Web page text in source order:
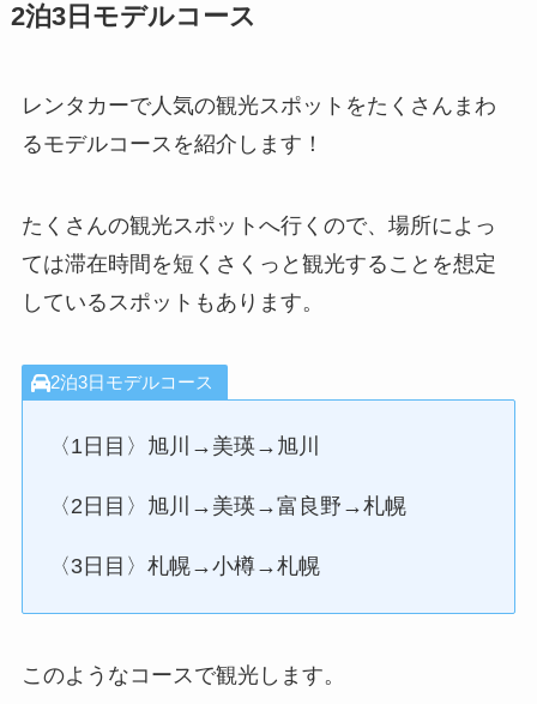
2泊3日モデルコース
レンタカーで人気の観光スポットをたくさんまわ
るモデルコースを紹介します！
たくさんの観光スポットへ行くので、場所によっ
ては滞在時間を短くさくっと観光することを想定
しているスポットもあります。
2泊3日モデルコース
〈1日目〉旭川→美瑛→旭川
〈2日目〉旭川→美瑛→富良野→札幌
〈3日目〉札幌→小樽→札幌
このようなコースで観光します。